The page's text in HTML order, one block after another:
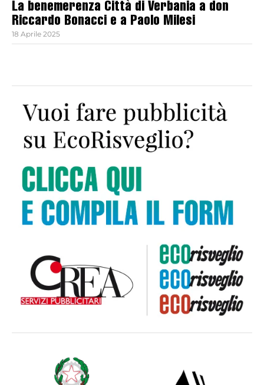
La benemerenza Città di Verbania a don
Riccardo Bonacci e a Paolo Milesi
18 Aprile 2025